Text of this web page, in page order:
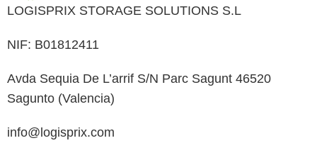
LOGISPRIX STORAGE SOLUTIONS S.L
NIF: B01812411
Avda Sequia De L’arrif S/N Parc Sagunt 46520
Sagunto (Valencia)
info@logisprix.com